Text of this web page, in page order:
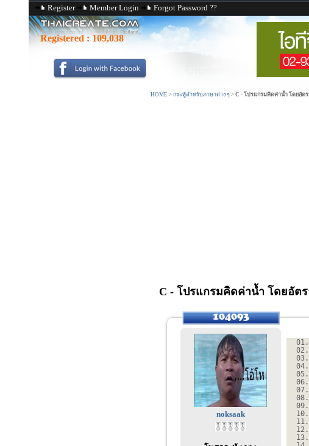
Register Member Login Forgot Password ??
Registered : 109,038
HOME > กระทู้สำหรับภาษาต่าง ๆ > C - โปรแกรมคิดค่าน้ำ โดยอัต
C - โปรแกรมคิดค่าน้ำ โดยอัต
noksaak
01.
02.
03.
04.
05.
06.
07.
08.
09.
10.
11.
12.
13.